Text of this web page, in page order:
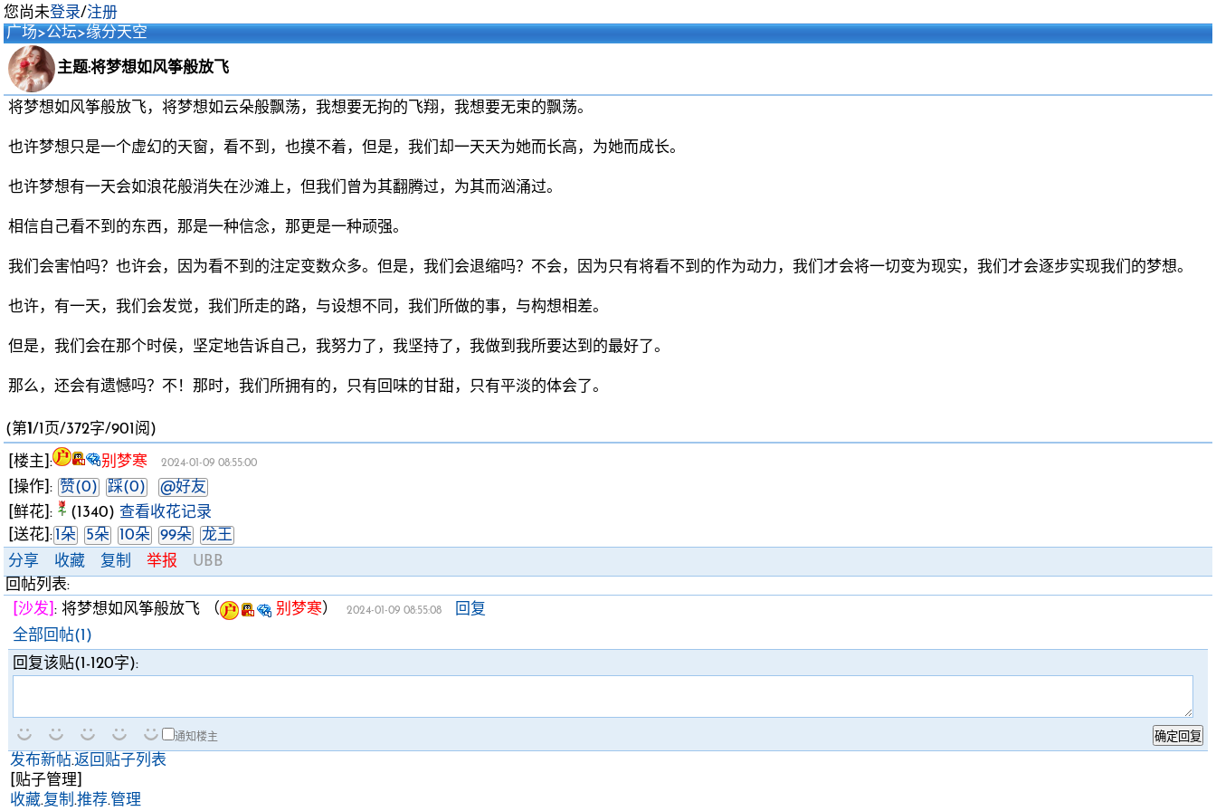
您尚未登录/注册
广场>公坛>缘分天空
主题:将梦想如风筝般放飞
将梦想如风筝般放飞，将梦想如云朵般飘荡，我想要无拘的飞翔，我想要无束的飘荡。
也许梦想只是一个虚幻的天窗，看不到，也摸不着，但是，我们却一天天为她而长高，为她而成长。
也许梦想有一天会如浪花般消失在沙滩上，但我们曾为其翻腾过，为其而汹涌过。
相信自己看不到的东西，那是一种信念，那更是一种顽强。
我们会害怕吗？也许会，因为看不到的注定变数众多。但是，我们会退缩吗？不会，因为只有将看不到的作为动力，我们才会将一切变为现实，我们才会逐步实现我们的梦想。
也许，有一天，我们会发觉，我们所走的路，与设想不同，我们所做的事，与构想相差。
但是，我们会在那个时侯，坚定地告诉自己，我努力了，我坚持了，我做到我所要达到的最好了。
那么，还会有遗憾吗？不！那时，我们所拥有的，只有回味的甘甜，只有平淡的体会了。
(第1 /1页/372字/901阅)
[楼主]: 别梦寒 2024-01-09 08:55:00
[操作]: 赞(0) 踩(0)
@好友
[鲜花]:
(1340) 查看收花记录
[送花]: 1朵 5朵 10朵 99朵
龙王
分享
收藏 复制 举报
UBB
回帖列表:
[沙发] : 将梦想如风筝般放飞 （ 别梦寒） 2024-01-09 08:55:08
回复
全部回帖(1)
回复该贴(1-120字):
通知楼主
发布新帖.返回贴子列表
[贴子管理]
收藏.复制 .推荐.管理